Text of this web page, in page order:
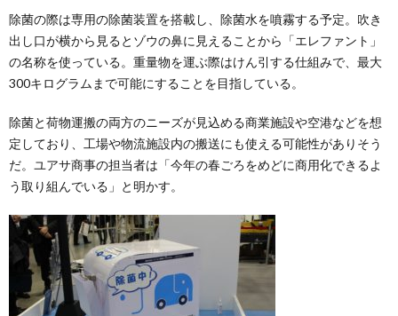
除菌の際は専用の除菌装置を搭載し、除菌水を噴霧する予定。吹き
出し口が横から見るとゾウの鼻に見えることから「エレファント」
の名称を使っている。重量物を運ぶ際はけん引する仕組みで、最大
300キログラムまで可能にすることを目指している。
除菌と荷物運搬の両方のニーズが見込める商業施設や空港などを想
定しており、工場や物流施設内の搬送にも使える可能性がありそう
だ。ユアサ商事の担当者は「今年の春ごろをめどに商用化できるよ
う取り組んでいる」と明かす。